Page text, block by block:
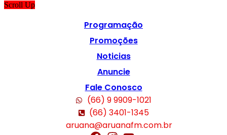
Scroll Up
Programação
Promoções
Noticias
Anuncie
Fale Conosco
(66) 9 9909-1021
(66) 3401-1345
aruana@aruanafm.com.br